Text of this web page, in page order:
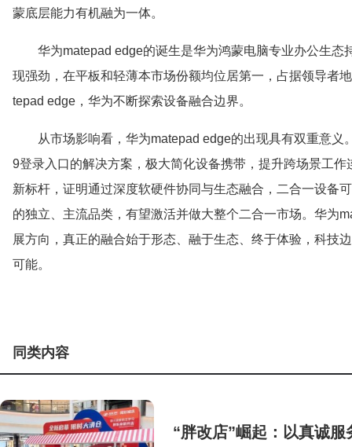
蒙底层能力有机融为一体。
华为matepad edge的诞生是华为鸿蒙电脑专业办公生
现强劲，在平板和轻薄本市场份额均位居第一，占据领导者
tepad edge，华为不断探索设备融合边界。
从市场影响看，华为matepad edge的出现具有双重意义
9登录入口的解决方案，极大简化设备携带，提升跨场景工
新标杆，证明通过深度软硬件协同与生态融合，二合一设备
的独立、主流品类，有望激活并做大整个二合一市场。华为
展方向，真正的融合始于形态、融于生态、终于体验，科技
可能。
同类内容
“胖改店”崛起：以真诚